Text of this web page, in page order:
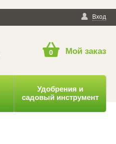
Вход
0 Мой заказ
Удобрения и
садовый инструмент